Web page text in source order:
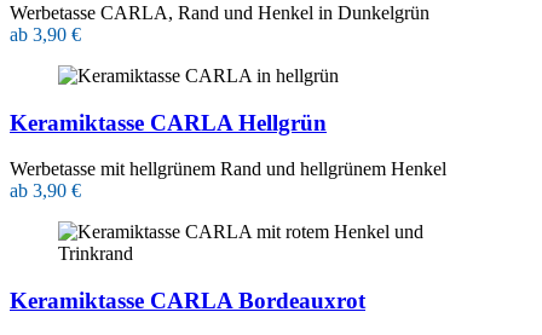
Werbetasse CARLA, Rand und Henkel in Dunkelgrün
ab 3,90 €
Keramiktasse CARLA Hellgrün
Werbetasse mit hellgrünem Rand und hellgrünem Henkel
ab 3,90 €
Keramiktasse CARLA Bordeauxrot